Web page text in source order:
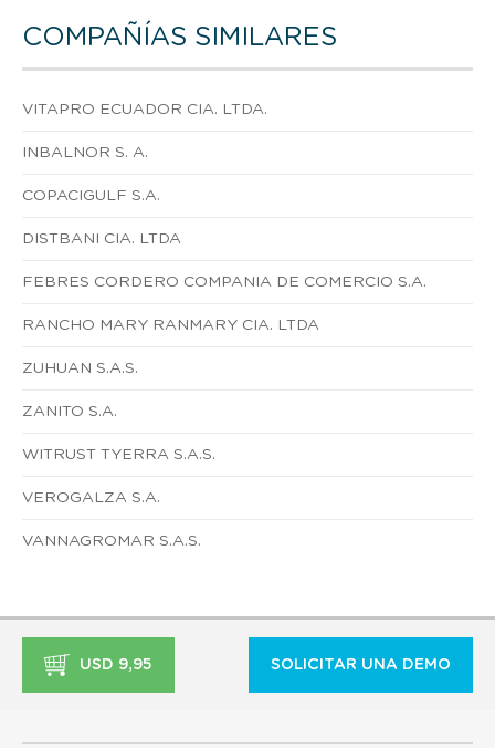
COMPAÑÍAS SIMILARES
VITAPRO ECUADOR CIA. LTDA.
INBALNOR S. A.
COPACIGULF S.A.
DISTBANI CIA. LTDA
FEBRES CORDERO COMPANIA DE COMERCIO S.A.
RANCHO MARY RANMARY CIA. LTDA
ZUHUAN S.A.S.
ZANITO S.A.
WITRUST TYERRA S.A.S.
VEROGALZA S.A.
VANNAGROMAR S.A.S.
USD 9,95 SOLICITAR UNA DEMO